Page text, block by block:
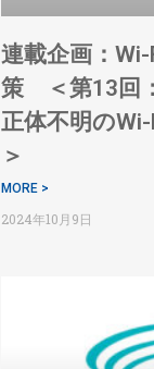
連載企画：
策 ＜第13回
正体不明の
＞
MORE >
2024年10月9日